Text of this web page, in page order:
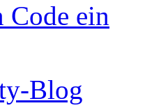
Code ein
Blog